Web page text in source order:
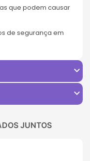
que podem causar
de segurança em
expand_more
expand_more
JUNTOS